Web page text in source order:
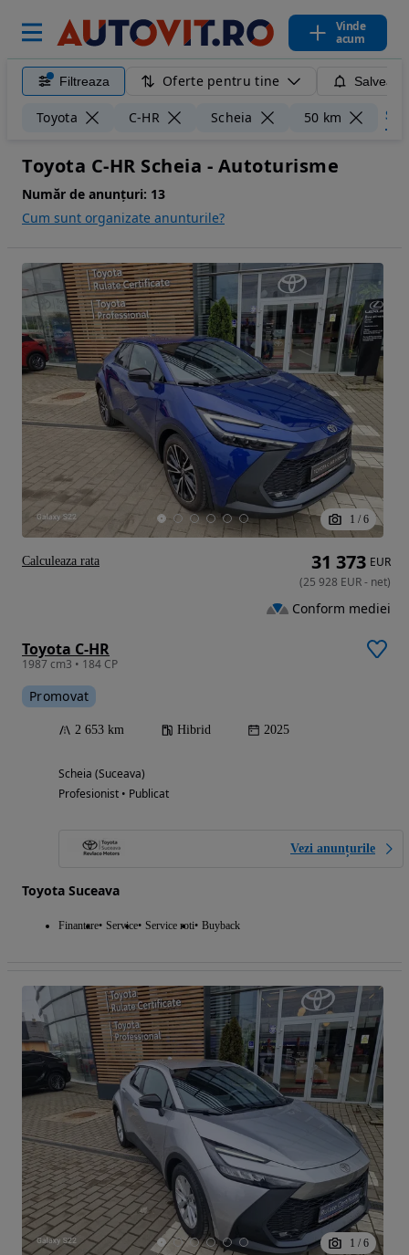
Vinde
acum
Filtreaza Oferte pentru tine
Toyota C-HR Scheia 50 km
Toyota C-HR Scheia - Autoturisme
Număr de anunțuri: 13
Cum sunt organizate anunturile?
1 / 6
Toyota C-HR
1987 cm3 • 184 CP
Promovat
2 653 km Hibrid 2025
Scheia (Suceava)
Profesionist • Publicat
Vezi anunțurile
Toyota Suceava
Finantare Service Service roti Buyback
31 373 EUR
(25 928 EUR- net)
Conform mediei
Calculeaza rata
1 / 6